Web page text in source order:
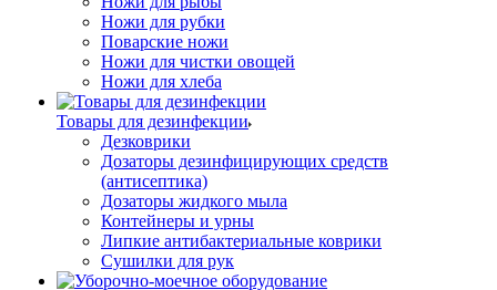
Ножи для рубки
Поварские ножи
Ножи для чистки овощей
Ножи для хлеба
Товары для дезинфекции
Дезковрики
Дозаторы дезинфицирующих средств
(антисептика)
Дозаторы жидкого мыла
Контейнеры и урны
Липкие антибактериальные коврики
Сушилки для рук